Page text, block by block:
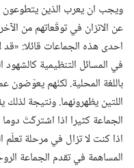
ويجب ان يعرب الذين يتطوعون
عن الاتزان في توقّعاتهم من
احدى هذه الجماعات قائلا:‏
في المسائل التنظيمية كالشهود
باللغة المحلية.‏ لكنّهم يعوّضون
اللتين يظهرونهما.‏ ونتيجة
الجماعة كثيرا اذا اشتركْتَ
اذا كنت لا تزال في مرحلة
المساهمة في تقدم الجماعة